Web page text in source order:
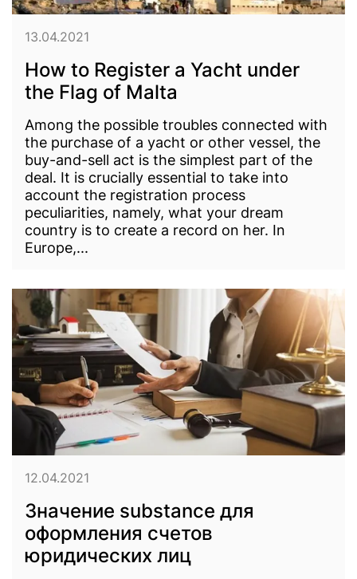
How to Register a Yacht under
the Flag of Malta
Among the possible troubles connected with
the purchase of a yacht or other vessel, the
buy-and-sell act is the simplest part of the
deal. It is crucially essential to take into
account the registration process
peculiarities, namely, what your dream
country is to create a record on her. In
Europe,...
13.04.2021
Значение substance для
оформления счетов
юридических лиц
12.04.2021